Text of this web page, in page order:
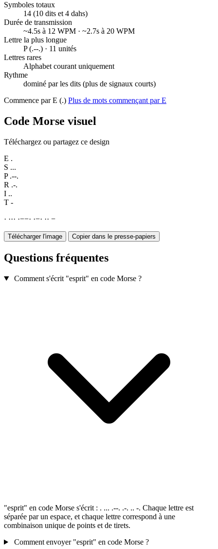
Symboles totaux
14 (10 dits et 4 dahs)
Durée de transmission
~4.5s à 12 WPM · ~2.7s à 20 WPM
Lettre la plus longue
P (.--.) · 11 unités
Lettres rares
Alphabet courant uniquement
Rythme
dominé par les dits (plus de signaux courts)
Commence par E (.) Plus de mots commençant par E
Code Morse visuel
Téléchargez ou partagez ce design
E .
S ...
P .--.
R .-.
I ..
T -
· ··· ·−−· ·−· ·· −
Télécharger l'image Copier dans le presse-papiers
Questions fréquentes
Comment s'écrit "esprit" en code Morse ?
"esprit" en code Morse s'écrit : . ... .--. .-. .. -. Chaque lettre est
séparée par un espace, et chaque lettre correspond à une
combinaison unique de points et de tirets.
Comment envoyer "esprit" en code Morse ?